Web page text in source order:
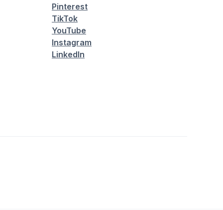
Pinterest
TikTok
YouTube
Instagram
LinkedIn